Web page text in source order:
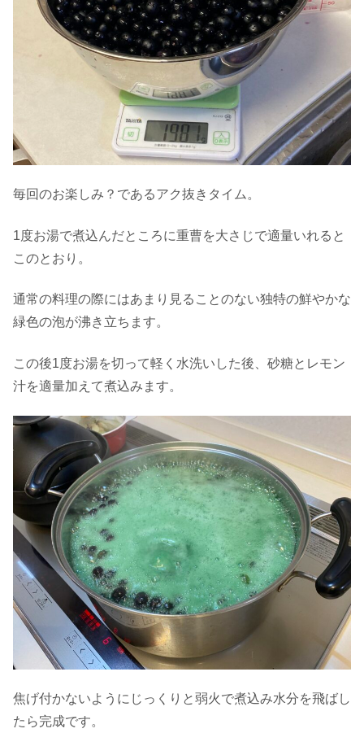
毎回のお楽しみ？であるアク抜きタイム。
1度お湯で煮込んだところに重曹を大さじで適量いれると
このとおり。
通常の料理の際にはあまり見ることのない独特の鮮やかな
緑色の泡が沸き立ちます。
この後1度お湯を切って軽く水洗いした後、砂糖とレモン
汁を適量加えて煮込みます。
焦げ付かないようにじっくりと弱火で煮込み水分を飛ばし
たら完成です。